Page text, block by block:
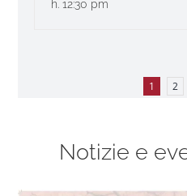
h. 12:30 pm
1 2
Notizie e